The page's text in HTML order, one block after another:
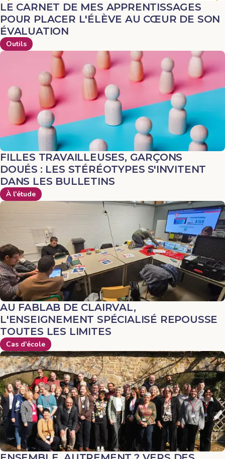
LE CARNET DE MES APPRENTISSAGES
POUR PLACER L'ÉLÈVE AU CŒUR DE SON
ÉVALUATION
Outils
FILLES TRAVAILLEUSES, GARÇONS
DOUÉS : LES STÉRÉOTYPES S'INVITENT
DANS LES BULLETINS
À l'étude
AU FABLAB DE CLAIRVAL,
L'ENSEIGNEMENT SPÉCIALISÉ REPOUSSE
TOUTES LES LIMITES
Cas d'école